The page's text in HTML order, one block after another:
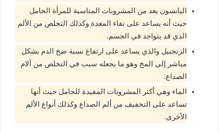
اليانسون يعد من المشروبات المناسبة للمرأة الحامل
حيث أنه يساعد على نقاء المعدة وكذلك التخلص من الألم
الذي قد يتواجد في الجسم.
الزنجبيل والذي يساعد على ارتفاع نسبة ضخ الدم بشكل
مباشر إلى المخ وهو ما يجعله سبب في التخلص من ألام
الصداع.
الماء وهي أكثر المشروبات المفيدة للحامل حيث أنها
تساعد على التخفيف من ألم الصداع وكذلك أنواع الألم
الأخرى.